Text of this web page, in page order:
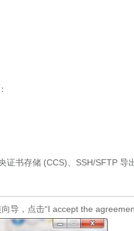
书存储 (CCS)、SSH/SFTP 导
，点击“I accept the